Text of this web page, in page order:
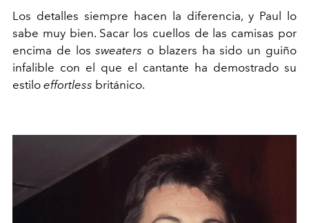
Los detalles siempre hacen la diferencia, y Paul lo
sabe muy bien. Sacar los cuellos de las camisas por
encima de lossweaters o blazers ha sido un guiño
infalible con el que el cantante ha demostrado su
estilo effortless británico.